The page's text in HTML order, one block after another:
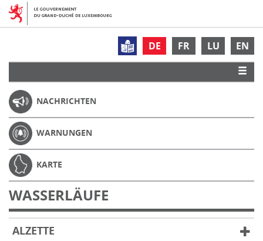
DE FR LU EN
NACHRICHTEN
WARNUNGEN
KARTE
WASSERLÄUFE
ALZETTE